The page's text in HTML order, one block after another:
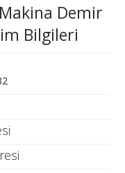
Demir
Bilgileri